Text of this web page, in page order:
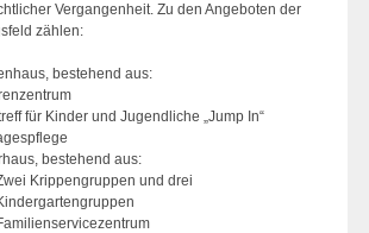
Vergangenheit. Zu den Angeboten der
zählen:
bestehend aus:
für Kinder und Jugendliche „Jump In“
bestehend aus:
Krippengruppen und drei